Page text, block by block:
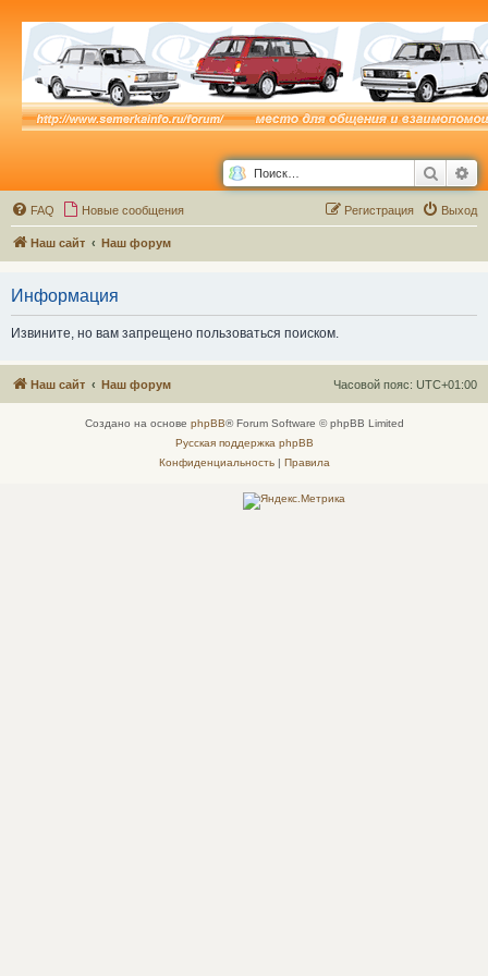
Поиск
FAQ Новые сообщения Выход
Регистрация
Наш сайт Наш форум
Информация
Извините, но вам запрещено пользоваться поиском.
Наш сайт Наш форум Часовой пояс: UTC+01:00
Создано на основе phpBB® Forum Software © phpBB Limited
Русская поддержка phpBB
Конфиденциальность| Правила